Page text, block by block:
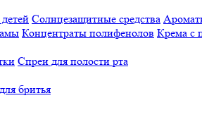
Солнцезащитные средства
Концентраты полифенолов Крема с
Спреи для полости рта
бритья